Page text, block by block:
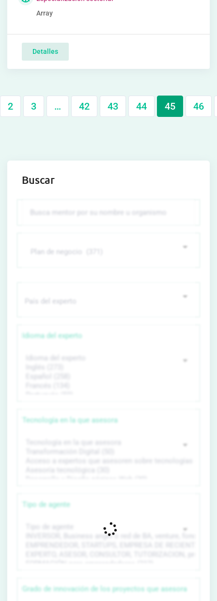
Array
Detalles
2 3 … 42 43 44 45 46
Buscar
Idioma del experto
Tecnología en la que asesora
Tipo de agente
Grado de innovación de los proyectos que asesora